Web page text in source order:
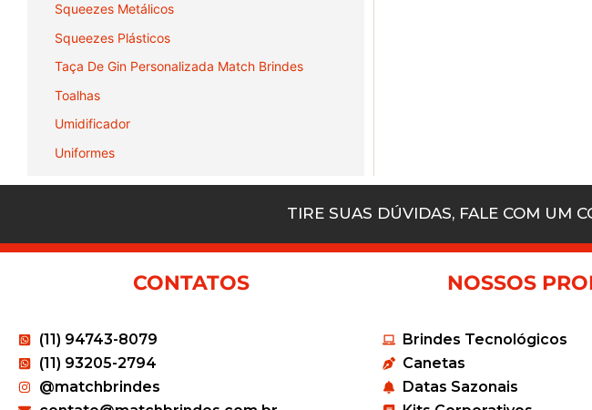
Squeezes Metálicos
Squeezes Plásticos
Taça De Gin Personalizada Match Brindes
Toalhas
Umidificador
Uniformes
TIRE SUAS DÚVIDAS, FALE COM UM
CONTATOS
(11) 94743-8079
(11) 93205-2794
@matchbrindes
NOSSOS
Brindes Tecnológicos
Canetas
Datas Sazonais